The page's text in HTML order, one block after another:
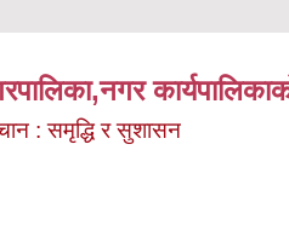
: समृद्धि र सुशासन